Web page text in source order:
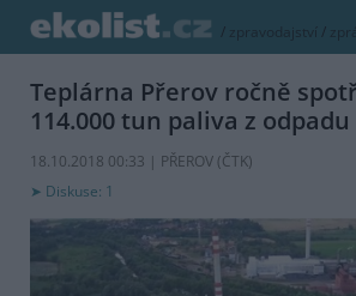
/ zpravodajství /
Teplárna Přerov ročně
114.000 tun paliva z odpadu
18.10.2018 00:33 | PŘEROV (ČTK)
Diskuse: 1